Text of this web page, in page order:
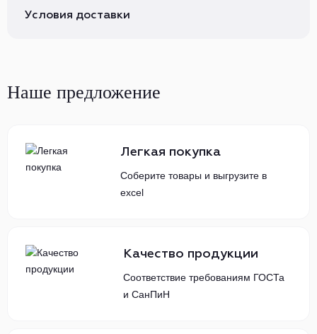
Условия доставки
Наше предложение
Легкая покупка
Соберите товары и выгрузите в
excel
Качество продукции
Соответствие требованиям ГОСТа
и СанПиН